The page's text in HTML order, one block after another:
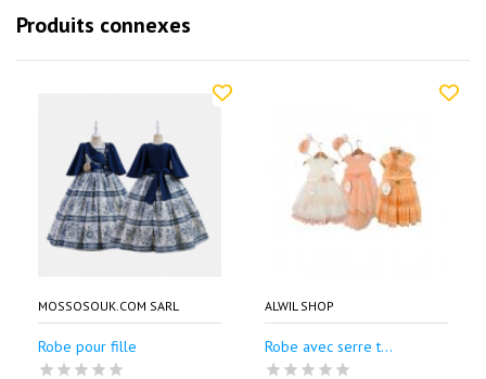
Produits connexes
MOSSOSOUK.COM SARL
Robe pour fille
ALWIL SHOP
Robe avec serre t...